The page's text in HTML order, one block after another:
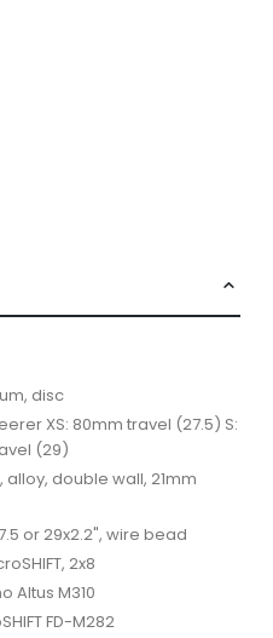
disc
XS: 80mm travel (27.5) S:
(29)
alloy, double wall, 21mm
or 29x2.2", wire bead
2x8
Altus M310
FD-M282